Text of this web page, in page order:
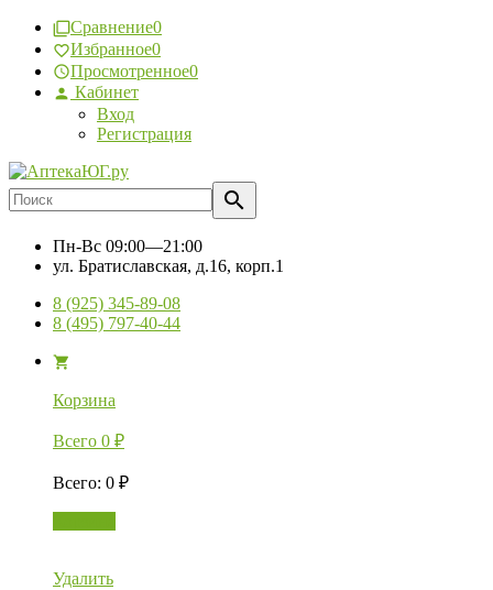
Сравнение0
Избранное0
Просмотренное0
Кабинет
Вход
Регистрация
Пн-Вс 09:00—21:00
ул. Братиславская, д.16, корп.1
8 (925) 345-89-08
8 (495) 797-40-44
Корзина
Всего 0 ₽
Всего: 0 ₽
Удалить